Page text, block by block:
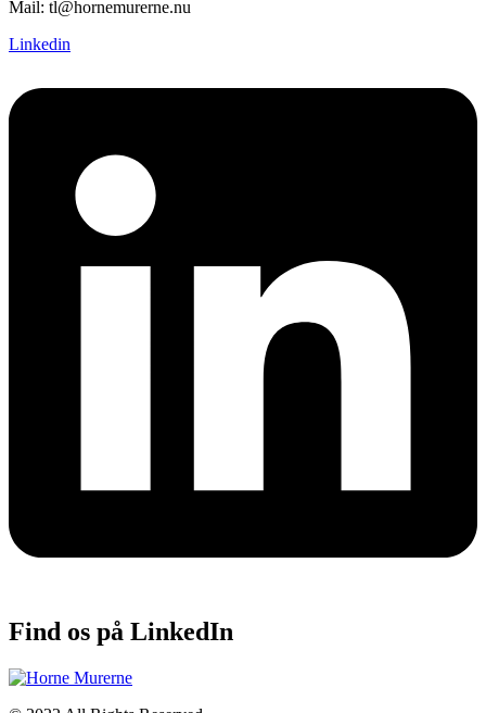
Mail: tl@hornemurerne.nu
Linkedin
Find os på LinkedIn